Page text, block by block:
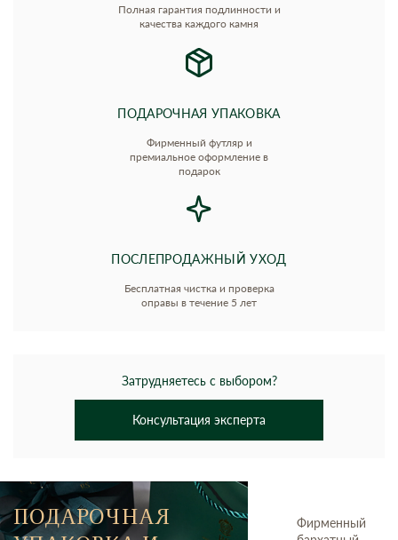
Полная гарантия подлинности и
качества каждого камня
ПОДАРОЧНАЯ УПАКОВКА
Фирменный футляр и
премиальное оформление в
подарок
ПОСЛЕПРОДАЖНЫЙ УХОД
Бесплатная чистка и проверка
оправы в течение 5 лет
Затрудняетесь с выбором?
Консультация эксперта
ПОДАРОЧНАЯ
Фирменный